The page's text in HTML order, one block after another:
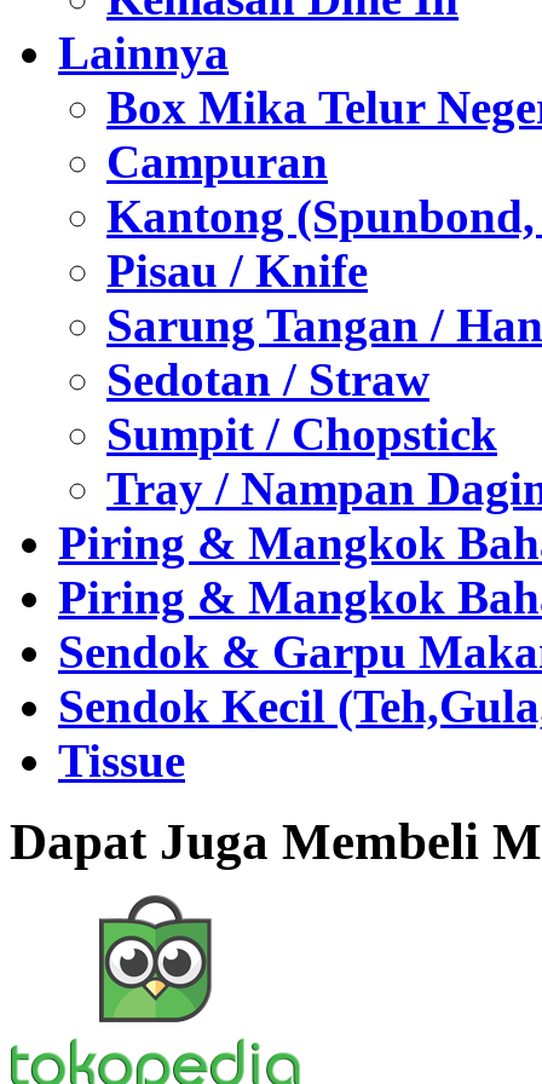
Lainnya
Box Mika Telur
Campuran
Kantong
Pisau / Knife
Sarung Tangan /
Sedotan / Straw
Sumpit / Chopstick
Tray / Nampan
Piring & Mangkok
Piring & Mangkok
Sendok & Garpu
Sendok Kecil
Tissue
Dapat Juga Membeli